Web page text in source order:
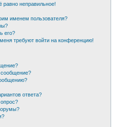
равно неправильное!
именем пользователя?
его?
требуют войти на конференцию!
сообщение?
ответа?